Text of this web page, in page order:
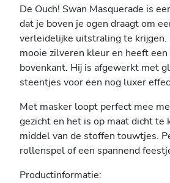
De Ouch! Swan Masquerade is
dat je boven je ogen draagt om
verleidelijke uitstraling te krijgen.
mooie zilveren kleur en heeft een
bovenkant. Hij is afgewerkt met
steentjes voor een nog luxer
Met masker loopt perfect mee
gezicht en het is op maat dicht te
middel van de stoffen touwtjes.
rollenspel of een spannend
Productinformatie: